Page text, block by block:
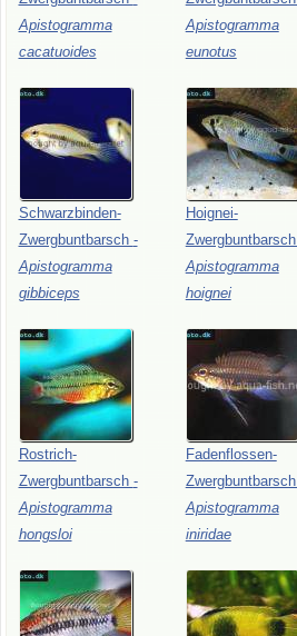
Apistogramma
cacatuoides
Apistogramma
eunotus
Schwarzbinden-
Zwergbuntbarsch -
Apistogramma
gibbiceps
Hoignei-
Zwergbuntbarsch
Apistogramma
hoignei
Rostrich-
Zwergbuntbarsch -
Apistogramma
hongsloi
Fadenflossen-
Zwergbuntbarsch
Apistogramma
iniridae